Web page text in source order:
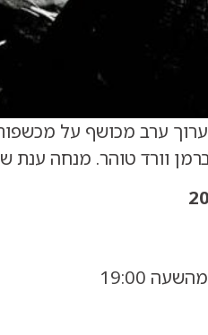
ערב מכושף על
וורד טוהר. מנחה ענת
19:00